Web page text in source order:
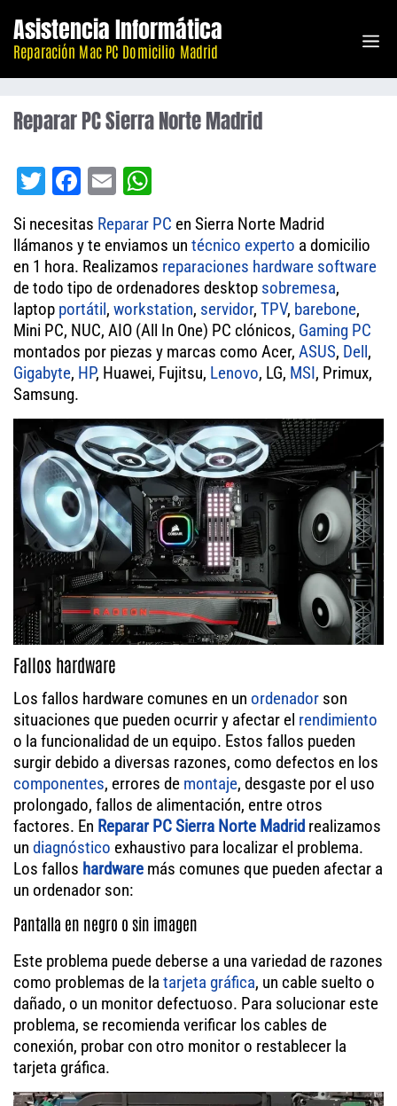
contenido
Asistencia Informática
Reparación Mac PC Domicilio Madrid
Reparar PC Sierra Norte Madrid
T
tt
er
Fa
ce
bo
ok
E
ail
ha
ts
A
pp
Si necesitas Reparar PC en Sierra Norte Madrid
llámanos y te enviamos un técnico experto a domicilio
en 1 hora. Realizamos reparaciones hardware software
de todo tipo de ordenadores desktop sobremesa,
laptop portátil, workstation, servidor, TPV, barebone,
Mini PC, NUC, AIO (All In One) PC clónicos, Gaming PC
montados por piezas y marcas como Acer, ASUS, Dell,
Gigabyte, HP, Huawei, Fujitsu, Lenovo, LG, MSI, Primux,
Samsung.
Fallos hardware
Los fallos hardware comunes en un ordenador son
situaciones que pueden ocurrir y afectar el rendimiento
o la funcionalidad de un equipo. Estos fallos pueden
surgir debido a diversas razones, como defectos en los
componentes, errores de montaje, desgaste por el uso
prolongado, fallos de alimentación, entre otros
factores. En Reparar PC Sierra Norte Madrid realizamos
un diagnóstico exhaustivo para localizar el problema.
Los fallos hardware más comunes que pueden afectar a
un ordenador son:
Pantalla en negro o sin imagen
Este problema puede deberse a una variedad de razones
como problemas de la tarjeta gráfica, un cable suelto o
dañado, o un monitor defectuoso. Para solucionar este
problema, se recomienda verificar los cables de
conexión, probar con otro monitor o restablecer la
tarjeta gráfica.